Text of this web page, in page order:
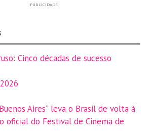
PUBLICIDADE
Cinco décadas de sucesso
Aires” leva o Brasil de volta à
oficial do Festival de Cinema de